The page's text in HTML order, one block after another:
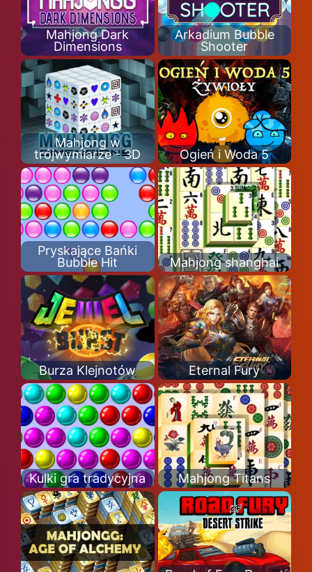
Mahjong Dark
Dimensions
Arkadium Bubble
Shooter
Mahjong w
trójwymiarze - 3D
Ogień i Woda 5
Pryskające Bańki
Bubble Hit
Mahjong shanghai
Burza Klejnotów Eternal Fury
Kulki gra tradycyjna Mahjong Titans